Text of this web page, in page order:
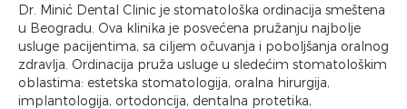
Dr. Minić Dental Clinic je stomatološka ordinacija smeštena
u Beogradu. Ova klinika je posvećena pružanju najbolje
usluge pacijentima, sa ciljem očuvanja i poboljšanja oralnog
zdravlja. Ordinacija pruža usluge u sledećim stomatološkim
oblastima: estetska stomatologija, oralna hirurgija,
implantologija, ortodoncija, dentalna protetika,